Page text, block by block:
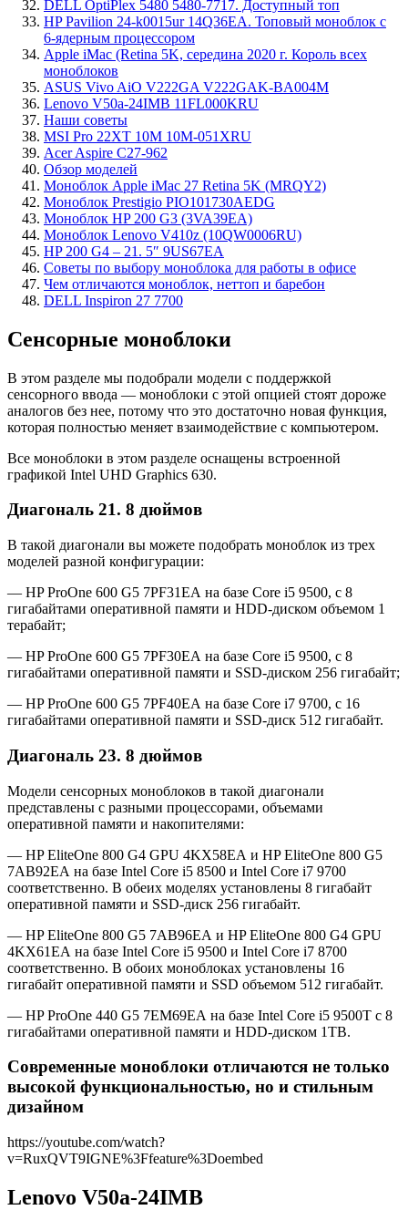
DELL OptiPlex 5480 5480-7717. Доступный топ
HP Pavilion 24-k0015ur 14Q36EA. Топовый моноблок с
6-ядерным процессором
Apple iMac (Retina 5K, середина 2020 г. Король всех
моноблоков
ASUS Vivo AiO V222GA V222GAK-BA004M
Lenovo V50a-24IMB 11FL000KRU
Наши советы
MSI Pro 22XT 10M 10M-051XRU
Acer Aspire C27-962
Обзор моделей
Моноблок Apple iMac 27 Retina 5K (MRQY2)
Моноблок Prestigio PIO101730AEDG
Моноблок HP 200 G3 (3VA39EA)
Моноблок Lenovo V410z (10QW0006RU)
HP 200 G4 – 21. 5″ 9US67EA
Советы по выбору моноблока для работы в офисе
Чем отличаются моноблок, неттоп и баребон
DELL Inspiron 27 7700
Сенсорные моноблоки
В этом разделе мы подобрали модели с поддержкой
сенсорного ввода — моноблоки с этой опцией стоят дороже
аналогов без нее, потому что это достаточно новая функция,
которая полностью меняет взаимодействие с компьютером.
Все моноблоки в этом разделе оснащены встроенной
графикой Intel UHD Graphics 630.
Диагональ 21. 8 дюймов
В такой диагонали вы можете подобрать моноблок из трех
моделей разной конфигурации:
— HP ProOne 600 G5 7PF31EA на базе Core i5 9500, с 8
гигабайтами оперативной памяти и HDD-диском объемом 1
терабайт;
— HP ProOne 600 G5 7PF30EA на базе Core i5 9500, с 8
гигабайтами оперативной памяти и SSD-диском 256 гигабайт;
— HP ProOne 600 G5 7PF40EA на базе Core i7 9700, с 16
гигабайтами оперативной памяти и SSD-диск 512 гигабайт.
Диагональ 23. 8 дюймов
Модели сенсорных моноблоков в такой диагонали
представлены с разными процессорами, объемами
оперативной памяти и накопителями:
— HP EliteOne 800 G4 GPU 4KX58EA и HP EliteOne 800 G5
7AB92EA на базе Intel Core i5 8500 и Intel Core i7 9700
соответственно. В обеих моделях установлены 8 гигабайт
оперативной памяти и SSD-диск 256 гигабайт.
— HP EliteOne 800 G5 7AB96EA и HP EliteOne 800 G4 GPU
4KX61EA на базе Intel Core i5 9500 и Intel Core i7 8700
соответственно. В обоих моноблоках установлены 16
гигабайт оперативной памяти и SSD объемом 512 гигабайт.
— HP ProOne 440 G5 7EM69EA на базе Intel Core i5 9500T с 8
гигабайтами оперативной памяти и HDD-диском 1TB.
Современные моноблоки отличаются не только
высокой функциональностью, но и стильным
дизайном
https://youtube.com/watch?
v=RuxQVT9IGNE%3Ffeature%3Doembed
Lenovo V50a-24IMB